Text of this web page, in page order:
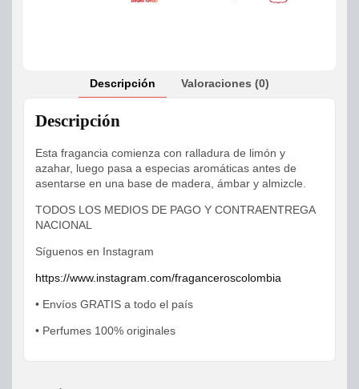
Descripción Valoraciones (0)
Descripción
Esta fragancia comienza con ralladura de limón y
azahar, luego pasa a especias aromáticas antes de
asentarse en una base de madera, ámbar y almizcle.
TODOS LOS MEDIOS DE PAGO Y CONTRAENTREGA
NACIONAL
Síguenos en Instagram
https://www.instagram.com/fraganceroscolombia
• Envíos GRATIS a todo el país
• Perfumes 100% originales